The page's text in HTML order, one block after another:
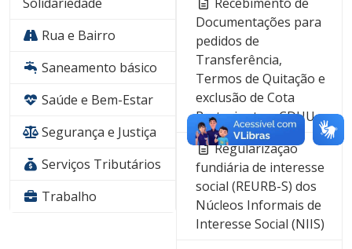
Rua e Bairro
Saneamento básico
Saúde e Bem-Estar
Segurança e Justiça
Serviços Tributários
Trabalho
Documentações para
pedidos de
Transferência,
Termos de Quitação e
exclusão de Cota
Parte, junto a CDHU
Regularização
fundiária de interesse
social (REURB-S) dos
Núcleos Informais de
Interesse Social (NIIS)